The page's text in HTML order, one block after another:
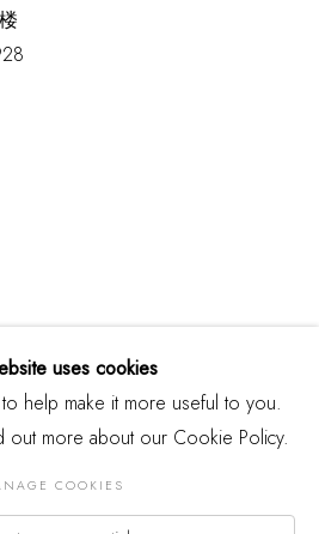
uses cookies
help make it more useful to you.
out more about our Cookie Policy.
COOKIES